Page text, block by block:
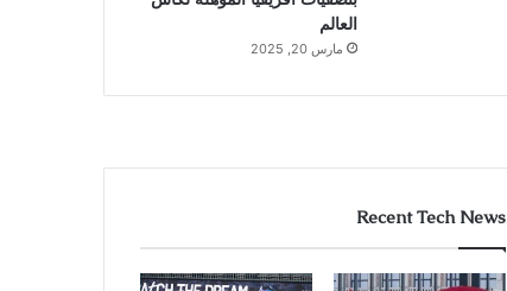
العالم
مارس 20, 2025
Recent Tech News